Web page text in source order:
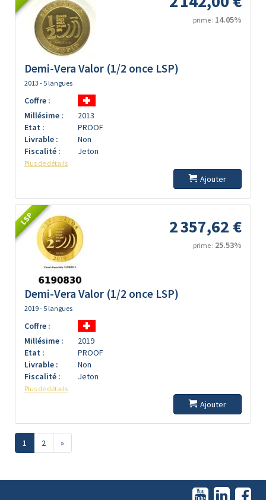
prime : 14.05%
Demi-Vera Valor (1/2 once LSP)
2013 - 5 langues
Coffre :
Millésime :
2013
Etat :
PROOF
Livrable :
Non
Fiscalité :
Jeton
Plus de détails
Ajouter
LSP 2 357,62 €
prime : 25.53%
Demi-Vera Valor (1/2 once LSP)
2019 - 5 langues
Coffre :
Millésime :
2019
Etat :
PROOF
Livrable :
Non
Fiscalité :
Jeton
Plus de détails
Ajouter
1 2 »